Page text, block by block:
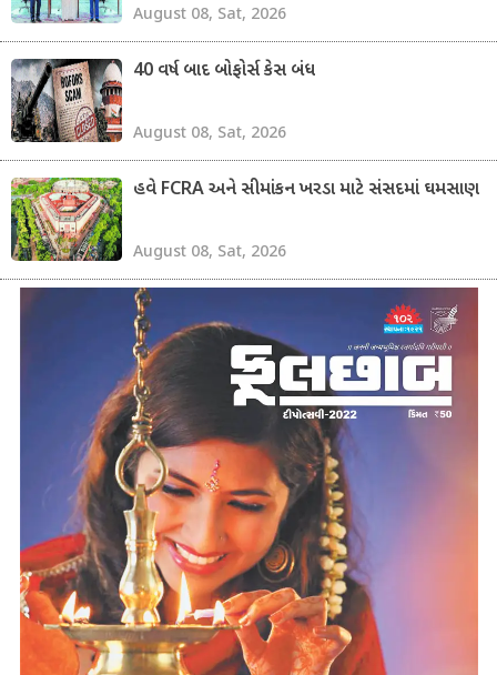
August 08, Sat, 2026
40 વર્ષ બાદ બોફોર્સ કેસ બંધ
August 08, Sat, 2026
હવે FCRA અને સીમાંકન ખરડા માટે સંસદમાં ઘમસાણ
August 08, Sat, 2026